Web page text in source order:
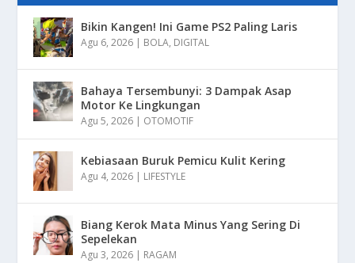
Bikin Kangen! Ini Game PS2 Paling Laris
Agu 6, 2026 | BOLA, DIGITAL
Bahaya Tersembunyi: 3 Dampak Asap
Motor Ke Lingkungan
Agu 5, 2026 | OTOMOTIF
Kebiasaan Buruk Pemicu Kulit Kering
Agu 4, 2026 | LIFESTYLE
Biang Kerok Mata Minus Yang Sering Di
Sepelekan
Agu 3, 2026 | RAGAM